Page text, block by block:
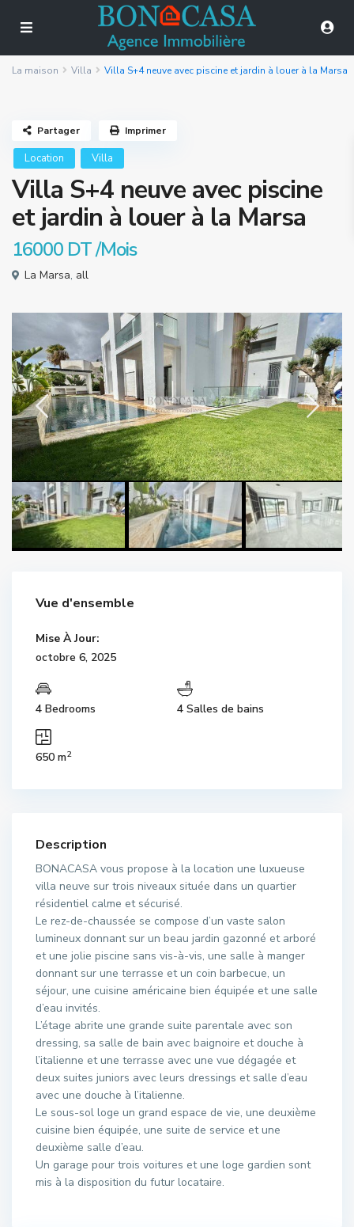
La maison Villa Villa S+4 neuve avec piscine et jardin à louer à la Marsa
Location Villa
Villa S+4 neuve avec piscine
et jardin à louer à la Marsa
16000 DT/Mois
La Marsa, all
Partager Imprimer
Vue d'ensemble
Mise À Jour:
octobre 6, 2025
4 Bedrooms 4 Salles de bains
650 m2
Description
BONACASA vous propose à la location une luxueuse
villa neuve sur trois niveaux située dans un quartier
résidentiel calme et sécurisé.
Le rez-de-chaussée se compose d’un vaste salon
lumineux donnant sur un beau jardin gazonné et arboré
et une jolie piscine sans vis-à-vis, une salle à manger
donnant sur une terrasse et un coin barbecue, un
séjour, une cuisine américaine bien équipée et une salle
d’eau invités.
L’étage abrite une grande suite parentale avec son
dressing, sa salle de bain avec baignoire et douche à
l’italienne et une terrasse avec une vue dégagée et
deux suites juniors avec leurs dressings et salle d’eau
avec une douche à l’italienne.
Le sous-sol loge un grand espace de vie, une deuxième
cuisine bien équipée, une suite de service et une
deuxième salle d’eau.
Un garage pour trois voitures et une loge gardien sont
mis à la disposition du futur locataire.